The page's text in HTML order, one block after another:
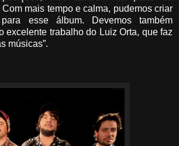
mais tempo e calma, pudemos criar
esse álbum. Devemos também
excelente trabalho do Luiz Orta, que faz
músicas”.